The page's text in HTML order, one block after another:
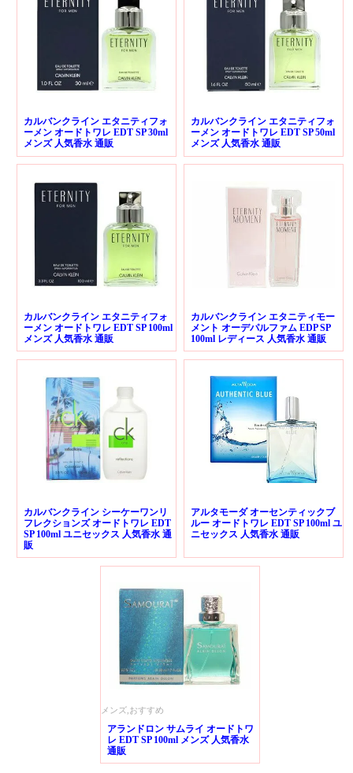
カルバンクライン エタニティフォ
ーメン オードトワレ EDT SP 30ml
メンズ 人気香水 通販
カルバンクライン エタニティフォ
ーメン オードトワレ EDT SP 50ml
メンズ 人気香水 通販
カルバンクライン エタニティフォ
ーメン オードトワレ EDT SP 100ml
メンズ 人気香水 通販
カルバンクライン エタニティモー
メント オーデパルファム EDP SP
100ml レディース 人気香水 通販
カルバンクライン シーケーワンリ
フレクションズ オードトワレ EDT
SP 100ml ユニセックス 人気香水 通
販
アルタモーダ オーセンティックブ
ルー オードトワレ EDT SP 100ml ユ
ニセックス 人気香水 通販
メンズ,おすすめ
アランドロン サムライ オードトワ
レ EDT SP 100ml メンズ 人気香水
通販